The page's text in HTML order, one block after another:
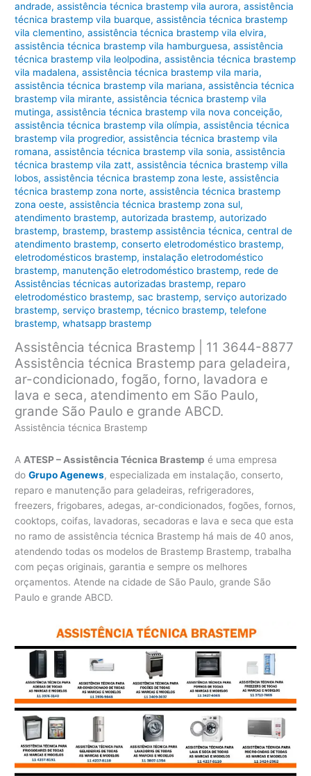
andrade,assistência técnica brastemp vila aurora,assistência
técnica brastemp vila buarque,assistência técnica brastemp
vila clementino,assistência técnica brastemp vila elvira,
assistência técnica brastemp vila hamburguesa,assistência
técnica brastemp vila leolpodina,assistência técnica brastemp
vila madalena,assistência técnica brastemp vila maria,
assistência técnica brastemp vila mariana,assistência técnica
brastemp vila mirante,assistência técnica brastemp vila
mutinga,assistência técnica brastemp vila nova conceição,
assistência técnica brastemp vila olímpia,assistência técnica
brastemp vila progredior,assistência técnica brastemp vila
romana,assistência técnica brastemp vila sonia,assistência
técnica brastemp vila zatt,assistência técnica brastemp villa
lobos,assistência técnica brastemp zona leste,assistência
técnica brastemp zona norte,assistência técnica brastemp
zona oeste,assistência técnica brastemp zona sul,
atendimento brastemp,autorizada brastemp,autorizado
brastemp, brastemp, brastemp assistência técnica,central de
atendimento brastemp,conserto eletrodoméstico brastemp,
eletrodomésticos brastemp, instalação eletrodoméstico
brastemp, manutenção eletrodoméstico brastemp, rede de
Assistências técnicas autorizadas brastemp, reparo
eletrodoméstico brastemp,sac brastemp,serviço autorizado
brastemp,serviço brastemp,técnico brastemp,telefone
brastemp,whatsapp brastemp
Assistência técnica Brastemp | 11 3644-8877
Assistência técnica Brastemp para geladeira,
ar-condicionado, fogão, forno, lavadora e
lava e seca, atendimento em São Paulo,
grande São Paulo e grande ABCD.
Assistência técnica Brastemp
A ATESP – Assistência Técnica Brastemp é uma empresa
doGrupo Agenews, especializada em instalação, conserto,
reparo e manutenção para geladeiras, refrigeradores,
freezers, frigobares, adegas, ar-condicionados, fogões, fornos,
cooktops, coifas, lavadoras, secadoras e lava e seca que esta
no ramo de assistência técnica Brastemp há mais de 40 anos,
atendendo todas os modelos de Brastemp Brastemp, trabalha
com peças originais, garantia e sempre os melhores
orçamentos. Atende na cidade de São Paulo, grande São
Paulo e grande ABCD.